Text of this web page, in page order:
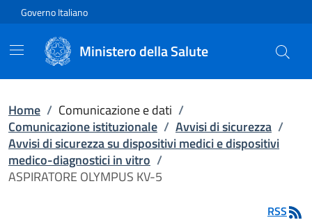
Vai direttamente al contenuto
Governo Italiano
Ministero della Salute
Home / Comunicazione e dati /
Comunicazione istituzionale / Avvisi di sicurezza /
Avvisi di sicurezza su dispositivi medici e dispositivi
medico-diagnostici in vitro /
ASPIRATORE OLYMPUS KV-5
RSS